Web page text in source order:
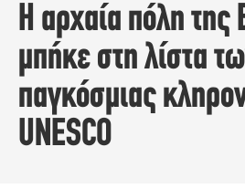
Η αρχαία πόλη
μπήκε στη λίστα
παγκόσμιας
UNESCO